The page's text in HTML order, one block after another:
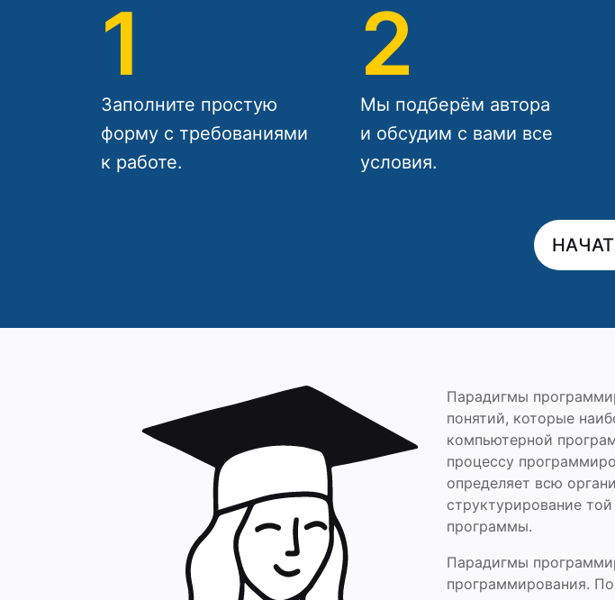
1
Заполните простую
форму с требованиями
к работе.
2
Мы подберём автора
и обсудим с вами все
условия.
Парадигмы
понятий, которые
компьютерной
процессу
определяет всю
структурирование
программы.
Парадигмы
программирования.